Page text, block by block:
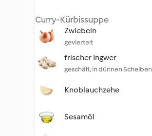
Curry-Kürbissuppe
Zwiebeln
geviertelt
frischer Ingwer
geschält, in dünnen Scheiben
Knoblauchzehe
Sesamöl